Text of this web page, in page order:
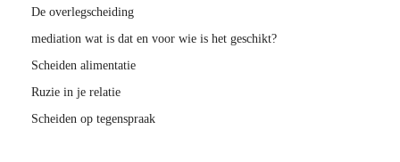
De overlegscheiding
mediation wat is dat en voor wie is het geschikt?
Scheiden alimentatie
Ruzie in je relatie
Scheiden op tegenspraak